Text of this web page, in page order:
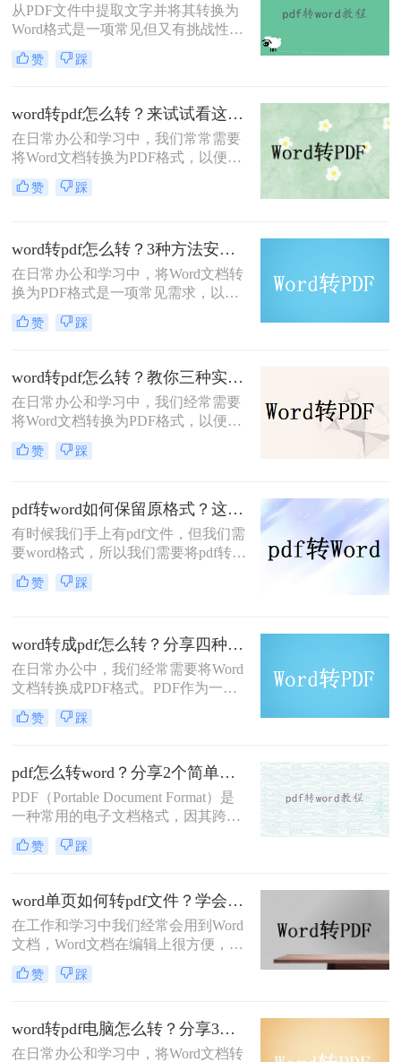
辑和操作更麻烦。此时，许多朋友问
小编如何将pdf转word文档怎么转。将
PDF转Word确实是一个好方法。让我
们看看如何转换吧！
从PDF文件中提取文字并将其转换为
Word格式是一项常见但又有挑战性的
任务。无论是为了编辑、复制或者重
新格式化内容，将PDF转为Word可以
中，我们将介绍pdf转word怎么转换方
法，帮助您实现这一转换。
赞 踩
word转pdf怎么转？来试试看这三个方法！
在日常办公和学习中，我们常常需要
将Word文档转换为PDF格式，以便更
好地保存、分享和打印文件。PDF格
式具有跨平台、不易被篡改等特点，
文将详细介绍Word转PDF的几种方
法，帮助读者轻松实现文档格式的转
换。
赞 踩
word转pdf怎么转？3种方法安利给你！
在日常办公和学习中，将Word文档转
换为PDF格式是一项常见需求，以便
在不同设备和平台上保持文档格式的
一致性，同时防止内容被意外修改。
三种将Word转换为PDF的高效方法。
赞 踩
word转pdf怎么转？教你三种实用的转PDF方法！
在日常办公和学习中，我们经常需要
将Word文档转换为PDF格式，以便更
好地分享、保存和打印。PDF格式具
有跨平台兼容性和不易被篡改的特
文将详细介绍Word转PDF的转换步
骤，并分享一些实用技巧，帮助大家
轻松完成转换过程。
赞 踩
pdf转word如何保留原格式？这三个实用方法一定能帮到你！
有时候我们手上有pdf文件，但我们需
要word格式，所以我们需要将pdf转
word如何保留原格式，那么你知道怎
么将pdf转word吗？小编今天给大家整
握，快快收藏起来吧。
赞 踩
word转成pdf怎么转？分享四种文件格式转换方法！
在日常办公中，我们经常需要将Word
文档转换成PDF格式。PDF作为一种
便携文档格式，在保持文档原貌、防
止内容被轻易修改以及跨平台共享等
PDF怎么转呢？本文将为您详细介绍
转换过程。
赞 踩
pdf怎么转word？分享2个简单易行的转换方法！
PDF（Portable Document Format）是
一种常用的电子文档格式，因其跨平
台、易于分享和阅读的特点而被广泛
使用。然而，有时候我们需要将PDF
辑、修改或重新排版。那么pdf怎么转
word呢？本文将介绍二种简单易行的
PDF转Word的方法，帮助你轻松完成
转换任务。
赞 踩
word单页如何转pdf文件？学会这2种方法，从此文件格式转换不求人
在工作和学习中我们经常会用到Word
文档，Word文档在编辑上很方便，所
以得到广泛的使用，当我们需要将文
档发送给别人，又不希望文档内容被
这样就不用担心内容被修改的问题，
那么word单页如何转pdf文件呢？
赞 踩
word转pdf电脑怎么转？分享3种实用转换方法~！
在日常办公和学习中，将Word文档转